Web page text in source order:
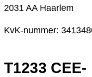
2031 AA Haarlem
KvK-nummer:
T1233 CEE-